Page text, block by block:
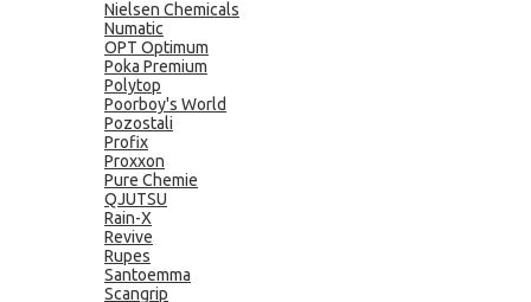
Nielsen Chemicals
Numatic
OPT Optimum
Poka Premium
Polytop
Poorboy's World
Pozostali
Profix
Proxxon
Pure Chemie
QJUTSU
Rain-X
Revive
Rupes
Santoemma
Scangrip